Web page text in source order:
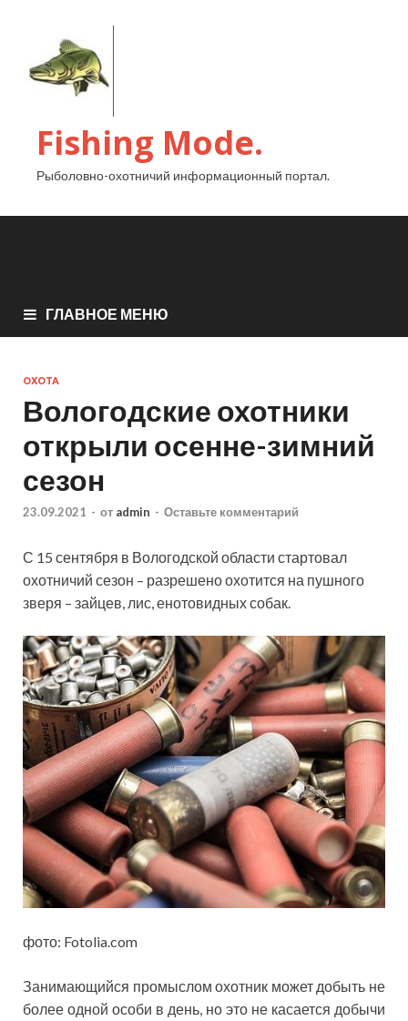
Fishing Mode.
Рыболовно-охотничий информационный портал.
ГЛАВНОЕ МЕНЮ
ОХОТА
Вологодские охотники
открыли осенне-зимний
сезон
23.09.2021 - от admin - Оставьте комментарий
С 15 сентября в Вологодской области стартовал
охотничий сезон – разрешено охотится на пушного
зверя – зайцев, лис, енотовидных собак.
фото: Fotolia.com
Занимающийся промыслом охотник может добыть не
более одной особи в день, но это не касается добычи